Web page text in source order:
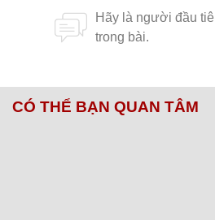
CÓ THỂ BẠN QUAN TÂM